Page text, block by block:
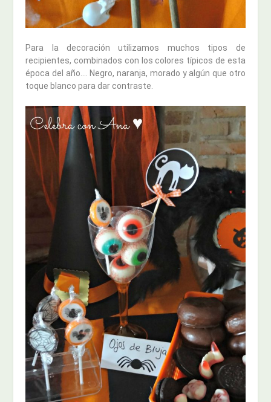
Para la decoración utilizamos muchos tipos de
recipientes, combinados con los colores típicos de esta
época del año…. Negro, naranja, morado y algún que otro
toque blanco para dar contraste.